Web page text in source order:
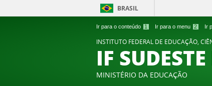
Ir para o conteúdo 1 Ir para o menu 2 Ir
BRASIL
INSTITUTO FEDERAL DE EDUCAÇÃO,
IF
MINISTÉRIO DA EDUCAÇÃO